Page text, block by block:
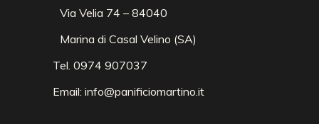
Via Velia 74 – 84040
Marina di Casal Velino (SA)
Tel. 0974 907037
Email: info@panificiomartino.it